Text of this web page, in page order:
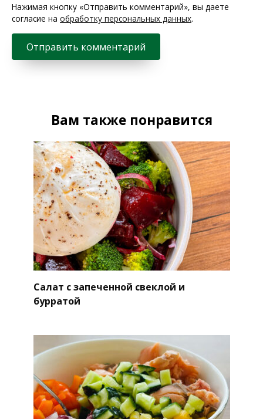
Нажимая кнопку «Отправить комментарий», вы даете
согласие на обработку персональных данных.
Вам также понравится
Салат с запеченной свеклой и
бурратой